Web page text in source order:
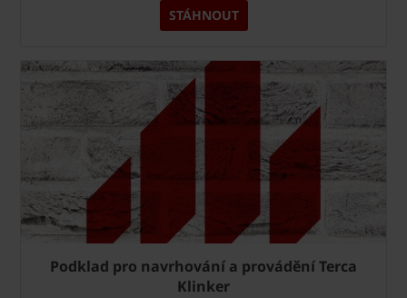
STÁHNOUT
Podklad pro navrhování a provádění Terca
Klinker